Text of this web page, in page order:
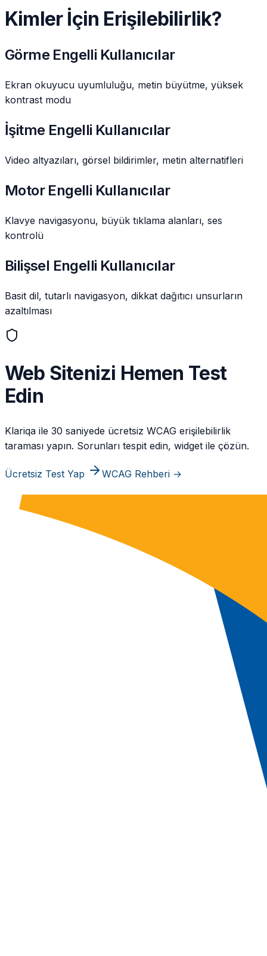
Kimler İçin Erişilebilirlik?
Görme Engelli Kullanıcılar
Ekran okuyucu uyumluluğu, metin büyütme, yüksek
kontrast modu
İşitme Engelli Kullanıcılar
Video altyazıları, görsel bildirimler, metin alternatifleri
Motor Engelli Kullanıcılar
Klavye navigasyonu, büyük tıklama alanları, ses
kontrolü
Bilişsel Engelli Kullanıcılar
Basit dil, tutarlı navigasyon, dikkat dağıtıcı unsurların
azaltılması
Web Sitenizi Hemen Test
Edin
Klariqa ile 30 saniyede ücretsiz WCAG erişilebilirlik
taraması yapın. Sorunları tespit edin, widget ile çözün.
Ücretsiz Test Yap WCAG Rehberi →